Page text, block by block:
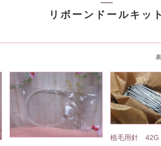
リボーンドールキット
植毛用針 42G